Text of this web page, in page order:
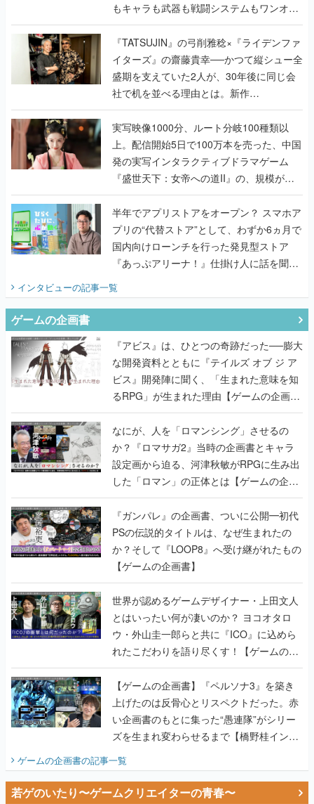
もキャラも武器も戦闘システムもワンオフ
で作り込まれた理由を両ディレクターに聞
く
『TATSUJIN』の弓削雅稔×『ライデンファ
イターズ』の齋藤貴幸──かつて縦シュー全
盛期を支えていた2人が、30年後に同じ会
社で机を並べる理由とは。新作
『TATSUJIN EXTREME』で初タッグを組
んだレジェンド2人に訊く開発秘話
実写映像1000分、ルート分岐100種類以
上。配信開始5日で100万本を売った、中国
発の実写インタラクティブドラマゲーム
『盛世天下：女帝への道II』の、規模が違
うこだわりをプロデューサーに聞いた
半年でアプリストアをオープン？ スマホア
プリの“代替ストア”として、わずか6ヵ月で
国内向けローンチを行った発見型ストア
『あっぷアリーナ！』仕掛け人に話を聞い
インタビューの記事一覧
ゲームの企画書
『アビス』は、ひとつの奇跡だった──膨大
な開発資料とともに『テイルズ オブ ジ ア
ビス』開発陣に聞く、「生まれた意味を知
るRPG」が生まれた理由【ゲームの企画
書】
なにが、人を「ロマンシング」させるの
か？『ロマサガ2』当時の企画書とキャラ
設定画から迫る、河津秋敏がRPGに生み出
した「ロマン」の正体とは【ゲームの企画
書】
『ガンパレ』の企画書、ついに公開━初代
PSの伝説的タイトルは、なぜ生まれたの
か？そして『LOOP8』へ受け継がれたもの
【ゲームの企画書】
世界が認めるゲームデザイナー・上田文人
とはいったい何が凄いのか？ ヨコオタロ
ウ・外山圭一郎らと共に『ICO』に込めら
れたこだわりを語り尽くす！【ゲームの企
画書】
【ゲームの企画書】『ペルソナ3』を築き
上げたのは反骨心とリスペクトだった。赤
い企画書のもとに集った“愚連隊”がシリー
ズを生まれ変わらせるまで【橋野桂インタ
ゲームの企画書の記事一覧
若ゲのいたり〜ゲームクリエイターの青春〜